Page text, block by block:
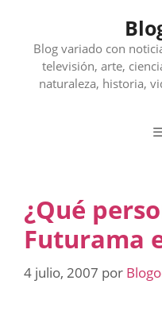
contenidoBlog variado con
televisión, arte,
naturaleza, historia,
¿Qué
Futurama
4 julio, 2007 por